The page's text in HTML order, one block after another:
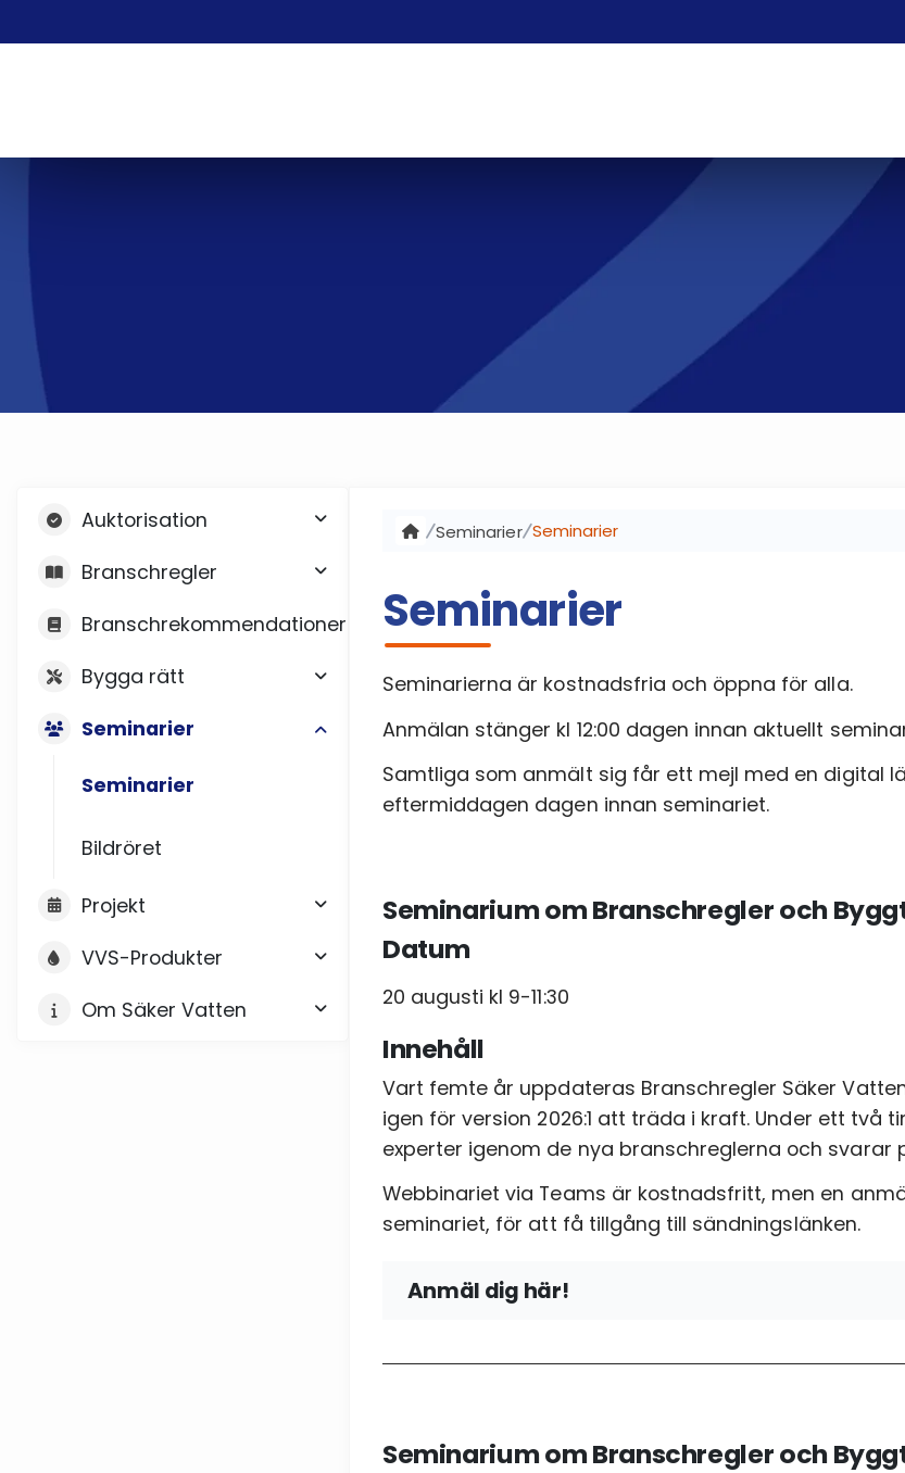
Auktorisation
Branschregler
Branschrekommendationer
Bygga rätt
Seminarier
Seminarier
Bildröret
Projekt
VVS-Produkter
Om Säker Vatten
Seminarier Seminarier
Seminarier
Seminarierna är kostnadsfria och öppna för alla.
Anmälan stänger kl 12:00 dagen innan aktuellt
Samtliga som anmält sig får ett mejl med en digital
eftermiddagen dagen innan seminariet.
Seminarium om Branschregler och
Datum
20 augusti kl 9-11:30
Innehåll
Vart femte år uppdateras Branschregler Säker
igen för version 2026:1 att träda i kraft. Under ett två
experter igenom de nya branschreglerna och
Webbinariet via Teams är kostnadsfritt, men en
seminariet, för att få tillgång till sändningslänken.
Anmäl dig här!
Telefon
Seminarium om Branschregler och